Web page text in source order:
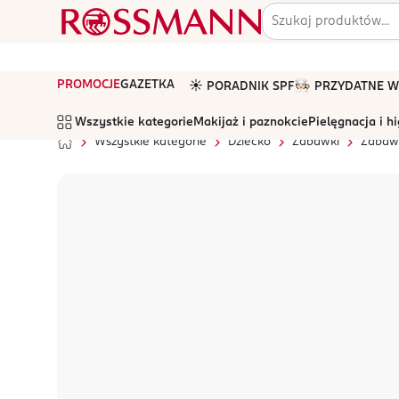
PROMOCJEGAZETKA ☀️ PORADNIK SPF🧑🏻‍🍳 PRZYDATNE
Wszystkie kategorie Makijaż i paznokcie Pielęgnacja i
Wszystkie kategorie
Dziecko Zabawki